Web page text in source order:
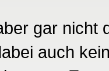
gar nicht
auch